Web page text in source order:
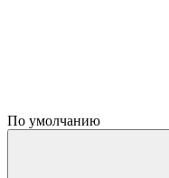
По умолчанию